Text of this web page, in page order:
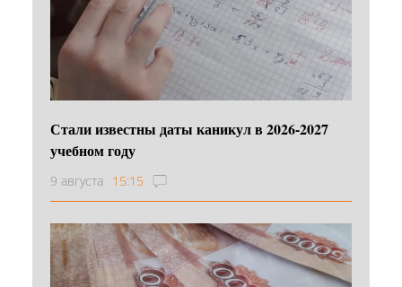
Стали известны даты каникул в 2026-2027
учебном году
9 августа 15:15